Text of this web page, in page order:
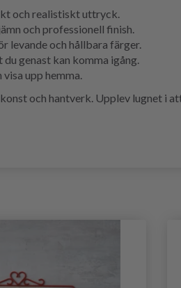
och realistiskt uttryck.
och professionell finish.
levande och hållbara färger.
genast kan komma igång.
upp hemma.
och hantverk. Upplev lugnet i